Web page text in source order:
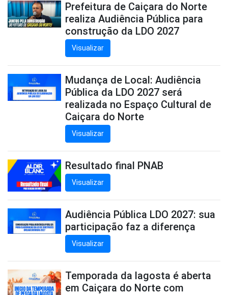
Prefeitura de Caiçara do Norte
realiza Audiência Pública para
construção da LDO 2027
Visualizar
Mudança de Local: Audiência
Pública da LDO 2027 será
realizada no Espaço Cultural de
Caiçara do Norte
Visualizar
Resultado final PNAB
Visualizar
Audiência Pública LDO 2027: sua
participação faz a diferença
Visualizar
Temporada da lagosta é aberta
em Caiçara do Norte com